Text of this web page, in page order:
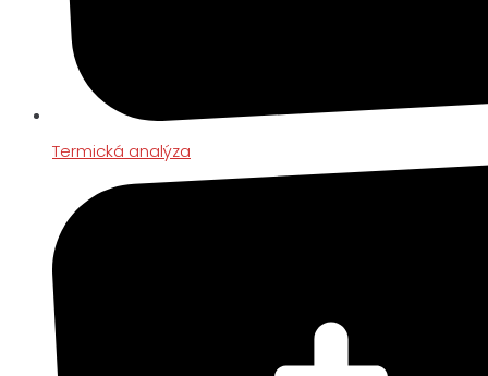
Termická analýza